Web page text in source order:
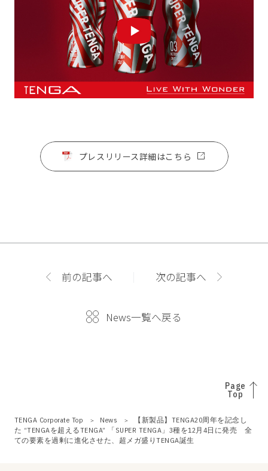
プレスリリース詳細はこちら
前の記事へ
News一覧へ戻る
次の記事へ
Page
Top
TENGA Corporate Top News
【新製品】TENGA20周年を記念し
た “TENGAを超えるTENGA” 「SUPER TENGA」3種を12月4日に発売 全
ての要素を過剰に進化させた、超メガ盛りTENGA誕生